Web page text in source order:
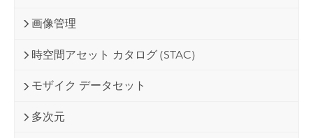
画像管理
時空間アセット カタログ (STAC)
モザイク データセット
多次元